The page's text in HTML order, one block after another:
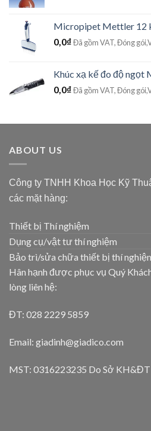
Micropipet Mettler 12
0,0₫Đã gồm VAT, Đóng
Khúc xạ kế đo độ ngọt
0,0₫Đã gồm VAT, Đóng
ABOUT US
Công ty TNHH Khoa Học Kỹ
các mặt hàng:
Thiết bị Thí nghiệm
Dụng cụ/vật tư thí nghiệm
Bảo trì/sửa chữa thiết bị thí
Hân hạnh được phục vụ Quý
lòng liên hệ:
ĐT: 028 2229 5859
Email: giadinh@giadico.com
MST: 0316223235 Do Sở